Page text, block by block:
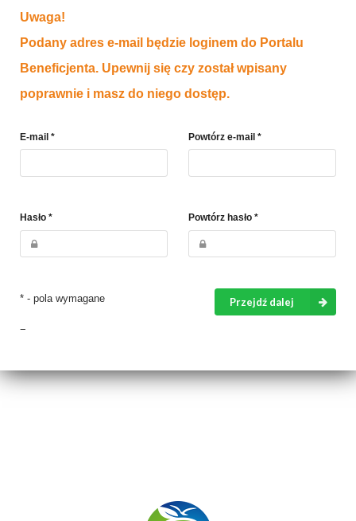
Uwaga!
Podany adres e-mail będzie loginem do Portalu
Beneficjenta. Upewnij się czy został wpisany
poprawnie i masz do niego dostęp.
E-mail * Powtórz e-mail *
Hasło * Powtórz hasło *
* - pola wymagane Przejdź dalej